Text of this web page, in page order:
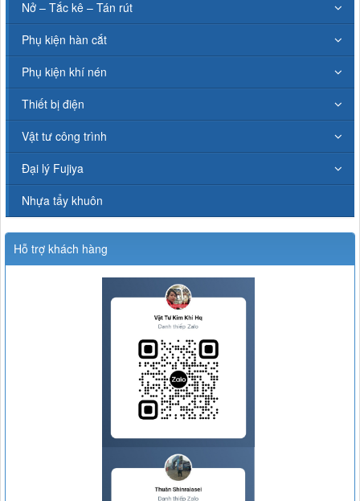
Nở – Tắc kê – Tán rút
Phụ kiện hàn cắt
Phụ kiện khí nén
Thiết bị điện
Vật tư công trình
Đại lý Fujiya
Nhựa tẩy khuôn
Hỗ trợ khách hàng